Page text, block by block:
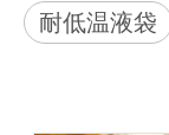
耐低温液袋